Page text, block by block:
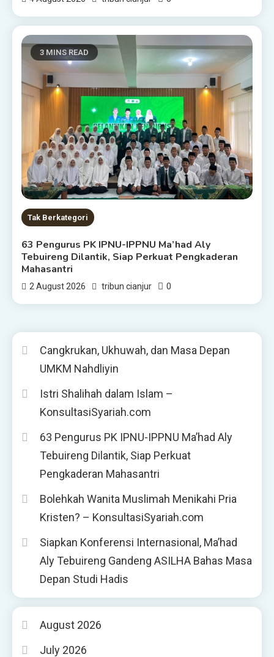
3 MINS READ
Tak Berkategori
63 Pengurus PK IPNU-IPPNU Ma’had Aly
Tebuireng Dilantik, Siap Perkuat Pengkaderan
Mahasantri
2 August 2026 tribun cianjur 0
Cangkrukan, Ukhuwah, dan Masa Depan
UMKM Nahdliyin
Istri Shalihah dalam Islam –
KonsultasiSyariah.com
63 Pengurus PK IPNU-IPPNU Ma’had Aly
Tebuireng Dilantik, Siap Perkuat
Pengkaderan Mahasantri
Bolehkah Wanita Muslimah Menikahi Pria
Kristen? – KonsultasiSyariah.com
Siapkan Konferensi Internasional, Ma’had
Aly Tebuireng Gandeng ASILHA Bahas Masa
Depan Studi Hadis
August 2026
July 2026